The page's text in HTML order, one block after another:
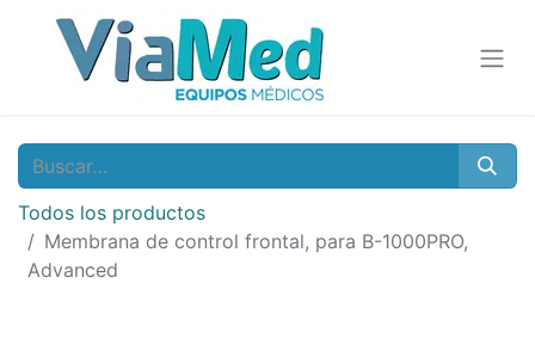
Todos los productos
Membrana de control frontal, para B-1000PRO,
Advanced